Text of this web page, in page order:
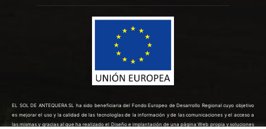
EL SOL DE ANTEQUERA SL ha sido beneficiaria del Fondo Europeo de Desarrollo Regional cuyo objetivo
es mejorar el uso y la calidad de las tecnologías de la información y de las comunicaciones y el acceso a
las mismas y gracias al que ha realizado el Diseño e implantación de una página Web propia y soluciones